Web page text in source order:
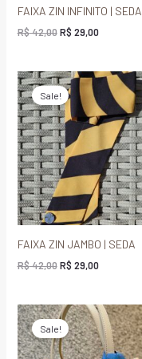
FAIXA ZIN INFINITO | SEDA
R$42,00 R$ 29,00
Sale!
FAIXA ZIN JAMBO | SEDA
R$42,00
O
preço
original
era:
R$ 42,00.
R$ 29,00
O
preço
atual
é:
R$ 29,00.
Sale!
O
preço
original
era:
O
preço
atual
é: